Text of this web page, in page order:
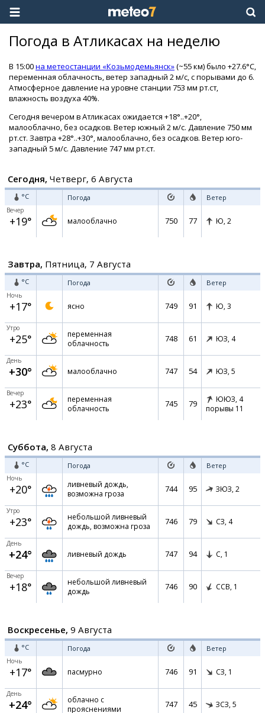
Погода в Атликасах на неделю
В 15:00на метеостанции «Козьмодемьянск»(~55 км) было +27.6°C,
переменная облачность, ветер западный 2 м/с, с порывами до 6.
Атмосферное давление на уровне станции 753 мм рт.ст,
влажность воздуха 40%.
Сегодня вечером в Атликасах ожидается +18°..+20°,
малооблачно, без осадков. Ветер южный 2 м/с. Давление 750 мм
рт.ст. Завтра +28°..+30°, малооблачно, без осадков. Ветер юго-
западный 5 м/с. Давление 747 мм рт.ст.
Сегодня, Четверг, 6 Августа
°C Погода Ветер
Вечер
+19° малооблачно 750 77 Ю, 2
Завтра, Пятница, 7 Августа
°C Погода Ветер
Ночь
+17° ясно 749 91 Ю, 3
Утро
+25°
переменная
облачность
748 61 ЮЗ, 4
День
+30° малооблачно 747 54 ЮЗ, 5
Вечер
+23°
переменная
облачность
745 79 ЮЮЗ, 4
порывы 11
Суббота, 8 Августа
°C Погода Ветер
Ночь
+20°
ливневый дождь,
возможна гроза
744 95 ЗЮЗ, 2
Утро
+23°
небольшой ливневый
дождь, возможна гроза
746 79 СЗ, 4
День
+24° ливневый дождь 747 94 С, 1
Вечер
+18°
небольшой ливневый
дождь
746 90 ССВ, 1
Воскресенье, 9 Августа
°C Погода Ветер
Ночь
+17° пасмурно 746 91 СЗ, 1
День
+24°
облачно с
прояснениями
747 45 ЗСЗ, 5